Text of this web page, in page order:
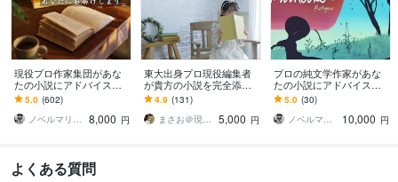
現役プロ作家集団があな
たの小説にアドバイスし
ます 商業的な視点から講
評をします【長編小説の
講評5千～１万字！】
5.0 (602)
ノベルマリット
8,000 円
東大出身プロ現役編集者
が貴方の小説を完全添削
します 創作に悩む方、更
に作品を面白くしたい
方、デビューしたい方！
4.9 (131)
まさお＠現役プロ編集者
5,000 円
プロの純文学作家があな
たの小説にアドバイスし
ます 五大文芸誌系の新人
賞受賞作家が講評をしま
す
5.0 (30)
ノベルマリット
10,000 円
よくある質問